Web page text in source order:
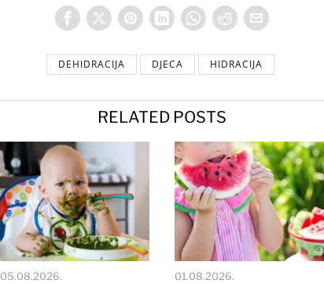
DEHIDRACIJA DJECA HIDRACIJA
RELATED POSTS
05.08.2026. 01.08.2026.